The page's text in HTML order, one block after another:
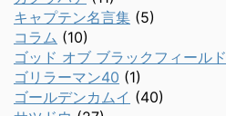
キャプテン名言集 (5)
コラム (10)
ゴッド オブ ブラックフィールド
ゴリラーマン40 (1)
ゴールデンカムイ (40)